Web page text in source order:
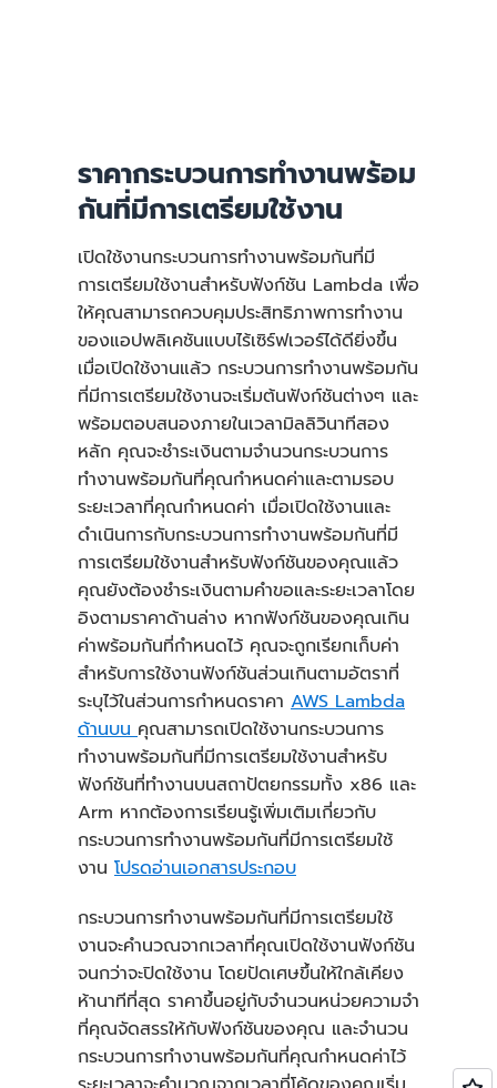
ค่าบริการคำขอรายเดือน
3 ล้านคำขอ – 1 ล้านคำขอ
ระดับ Free Tier = ค่าบริการ
คำขอรายเดือน 2 ล้าน
รายการ
2
ล้านคำขอ * 0.2 USD/ล้าน =
0.40 USD
ค่าบริการรายเดือนทั้งหมด
ค่าบริการทั้งหมด = ค่า
บริการประมวลผล + ค่า
บริการคำขอ = 2.33 USD +
0.40 USD = 2.73 USD ต่อ
เดือน
ค่าบริการคำขอรายเดือน
7.44 ล้าน * 0.20 USD/ล้าน
= 1.488 USD ~= 1.49 USD
ค่าบริการประมวลผลราย
เดือน:
การประมวลผลรายเดือน
(GB-วินาที) → 14.88 ล้าน
วินาที * 1024 MB/1024
MB = 14.88 GB-วินาที
ค่าบริการประมวลผลราย
เดือน →14.88 ล้าน GB-
ราคากระบวนการทำงานพร้อม
กันที่มีการเตรียมใช้งาน
เปิดใช้งานกระบวนการทำงานพร้อมกันที่มี
การเตรียมใช้งานสำหรับฟังก์ชัน Lambda เพื่อ
ให้คุณสามารถควบคุมประสิทธิภาพการทำงาน
ของแอปพลิเคชันแบบไร้เซิร์ฟเวอร์ได้ดียิ่งขึ้น
เมื่อเปิดใช้งานแล้ว กระบวนการทำงานพร้อมกัน
ที่มีการเตรียมใช้งานจะเริ่มต้นฟังก์ชันต่างๆ และ
พร้อมตอบสนองภายในเวลามิลลิวินาทีสอง
หลัก คุณจะชำระเงินตามจำนวนกระบวนการ
ทำงานพร้อมกันที่คุณกำหนดค่าและตามรอบ
ระยะเวลาที่คุณกำหนดค่า เมื่อเปิดใช้งานและ
ดำเนินการกับกระบวนการทำงานพร้อมกันที่มี
การเตรียมใช้งานสำหรับฟังก์ชันของคุณแล้ว
คุณยังต้องชำระเงินตามคำขอและระยะเวลาโดย
อิงตามราคาด้านล่าง หากฟังก์ชันของคุณเกิน
ค่าพร้อมกันที่กำหนดไว้ คุณจะถูกเรียกเก็บค่า
สำหรับการใช้งานฟังก์ชันส่วนเกินตามอัตราที่
ระบุไว้ในส่วนการกำหนดราคา AWS Lambda
ด้านบนคุณสามารถเปิดใช้งานกระบวนการ
ทำงานพร้อมกันที่มีการเตรียมใช้งานสำหรับ
ฟังก์ชันที่ทำงานบนสถาปัตยกรรมทั้ง x86 และ
Arm หากต้องการเรียนรู้เพิ่มเติมเกี่ยวกับ
กระบวนการทำงานพร้อมกันที่มีการเตรียมใช้
งาน โปรดอ่านเอกสารประกอบ
กระบวนการทำงานพร้อมกันที่มีการเตรียมใช้
งานจะคำนวณจากเวลาที่คุณเปิดใช้งานฟังก์ชัน
จนกว่าจะปิดใช้งาน โดยปัดเศษขึ้นให้ใกล้เคียง
ห้านาทีที่สุด ราคาขึ้นอยู่กับจำนวนหน่วยความจำ
ที่คุณจัดสรรให้กับฟังก์ชันของคุณ และจำนวน
กระบวนการทำงานพร้อมกันที่คุณกำหนดค่าไว้